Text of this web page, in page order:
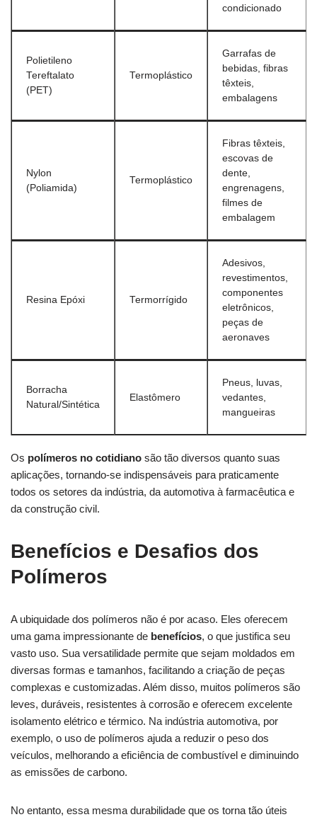
condicionado
Polietileno
Tereftalato
(PET)
Termoplástico
Garrafas de
bebidas, fibras
têxteis,
embalagens
Nylon
(Poliamida)
Termoplástico
Fibras têxteis,
escovas de
dente,
engrenagens,
filmes de
embalagem
Resina Epóxi Termorrígido
Adesivos,
revestimentos,
componentes
eletrônicos,
peças de
aeronaves
Borracha
Natural/Sintética
Elastômero
Pneus, luvas,
vedantes,
mangueiras
Os polímeros no cotidiano são tão diversos quanto suas
aplicações, tornando-se indispensáveis para praticamente
todos os setores da indústria, da automotiva à farmacêutica e
da construção civil.
Benefícios e Desafios dos
Polímeros
A ubiquidade dos polímeros não é por acaso. Eles oferecem
uma gama impressionante de benefícios, o que justifica seu
vasto uso. Sua versatilidade permite que sejam moldados em
diversas formas e tamanhos, facilitando a criação de peças
complexas e customizadas. Além disso, muitos polímeros são
leves, duráveis, resistentes à corrosão e oferecem excelente
isolamento elétrico e térmico. Na indústria automotiva, por
exemplo, o uso de polímeros ajuda a reduzir o peso dos
veículos, melhorando a eficiência de combustível e diminuindo
as emissões de carbono.
No entanto, essa mesma durabilidade que os torna tão úteis